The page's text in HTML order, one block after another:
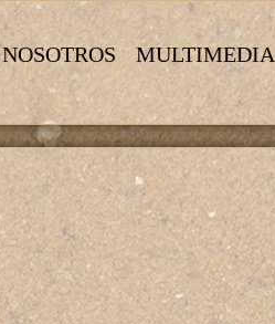
NOSOTROS MULTIMEDIA